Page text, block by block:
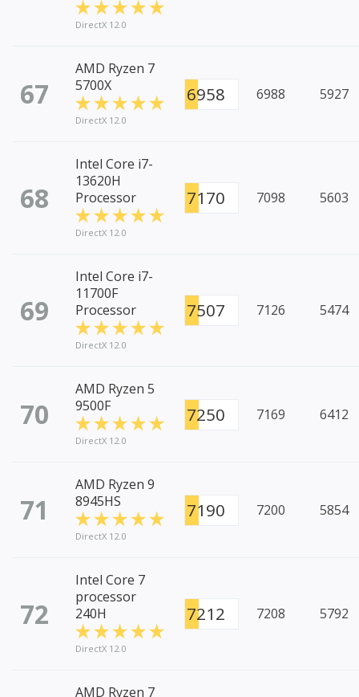
DirectX 12.0
67
AMD Ryzen 7
5700X
DirectX 12.0
6958 6988 5927
68
Intel Core i7-
13620H
Processor
DirectX 12.0
7170 7098 5603
69
Intel Core i7-
11700F
Processor
DirectX 12.0
7507 7126 5474
70
AMD Ryzen 5
9500F
DirectX 12.0
7250 7169 6412
71
AMD Ryzen 9
8945HS
DirectX 12.0
7190 7200 5854
72
Intel Core 7
processor
240H
DirectX 12.0
7212 7208 5792
AMD Ryzen 7